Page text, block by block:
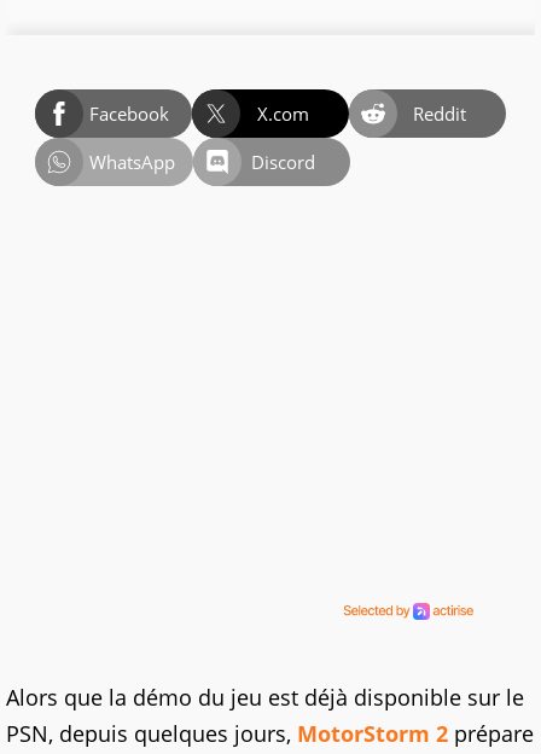
Facebook X.com
Reddit
WhatsApp
Discord
Alors que la démo du jeu est déjà disponible sur le
PSN, depuis quelques jours, MotorStorm 2 prépare